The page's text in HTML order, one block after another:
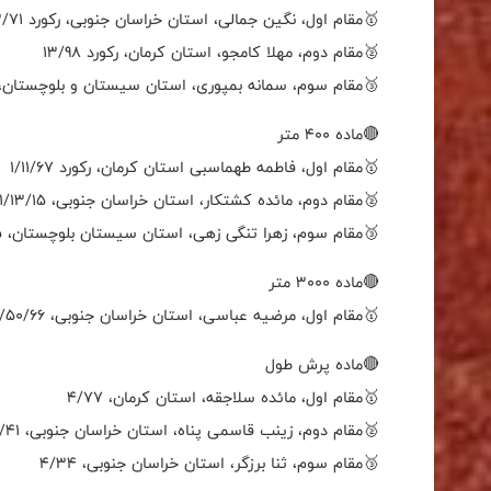
🥇مقام اول، نگین جمالی، استان خراسان جنوبی، رکورد 13/71
🥈مقام دوم، مهلا کامجو، استان کرمان، رکورد 13/98
🥉مقام سوم، سمانه بمپوری، استان سیستان و بلوچستان،
🔴ماده 400 متر
🥇مقام اول، فاطمه طهماسبی استان کرمان، رکورد 1/11/67
🥈مقام دوم، مائده کشتکار، استان خراسان جنوبی، 1/13/15
🥉مقام سوم، زهرا تنگی زهی، استان سیستان بلوچستان، 1/18/35
🔴ماده 3000 متر
🥇مقام اول، مرضیه عباسی، استان خراسان جنوبی، 12/50/66
🔴ماده پرش طول
🥇مقام اول، مائده سلاجقه، استان کرمان، 4/77
🥈مقام دوم، زینب قاسمی پناه، استان خراسان جنوبی، 4/41
🥉مقام سوم، ثنا برزگر، استان خراسان جنوبی، 4/34